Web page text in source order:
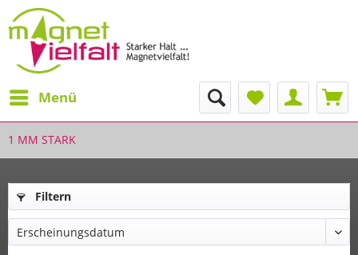
Menü
1 MM STARK
Filtern